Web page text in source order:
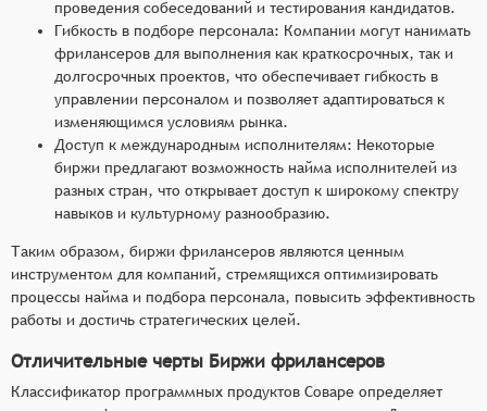
проведения собеседований и тестирования кандидатов.
Гибкость в подборе персонала: Компании могут нанимать
фрилансеров для выполнения как краткосрочных, так и
долгосрочных проектов, что обеспечивает гибкость в
управлении персоналом и позволяет адаптироваться к
изменяющимся условиям рынка.
Доступ к международным исполнителям: Некоторые
биржи предлагают возможность найма исполнителей из
разных стран, что открывает доступ к широкому спектру
навыков и культурному разнообразию.
Таким образом, биржи фрилансеров являются ценным
инструментом для компаний, стремящихся оптимизировать
процессы найма и подбора персонала, повысить эффективность
работы и достичь стратегических целей.
Отличительные черты Биржи фрилансеров
Классификатор программных продуктов Соваре определяет